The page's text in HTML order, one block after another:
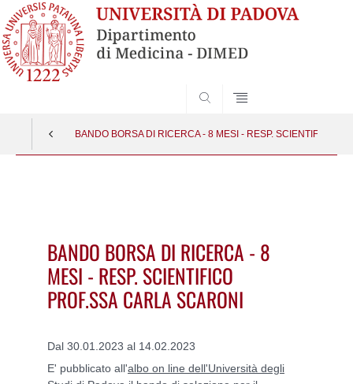
BANDO BORSA DI RICERCA - 8 MESI - RESP. SCIENTIFICO
BANDO BORSA DI RICERCA - 8
MESI - RESP. SCIENTIFICO
PROF.SSA CARLA SCARONI
Dal 30.01.2023 al 14.02.2023
E' pubblicato all'albo on line dell'Università degli